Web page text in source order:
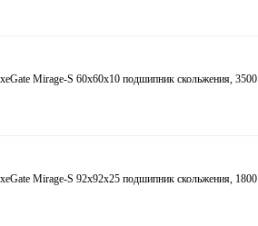
Mirage-S 60x60x10 подшипник скольжения, 3500
Mirage-S 92x92x25 подшипник скольжения, 1800